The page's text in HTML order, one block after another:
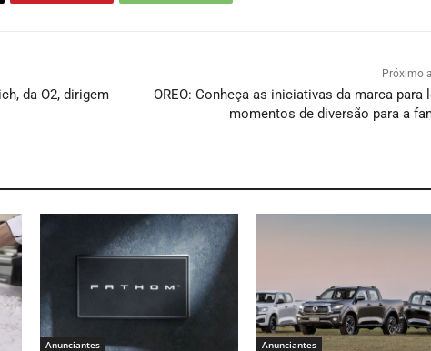
da O2, dirigem
Próximo
OREO: Conheça as iniciativas da marca para
momentos de diversão para a
Anunciantes Anunciantes